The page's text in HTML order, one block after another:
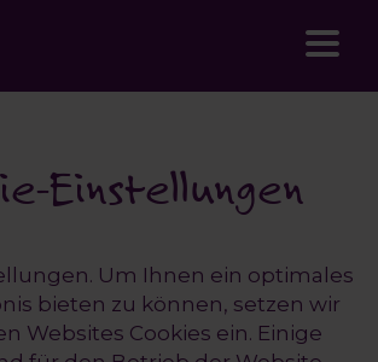
Einstellungen
Um Ihnen ein optimales
bieten zu können, setzen wir
Websites Cookies ein. Einige